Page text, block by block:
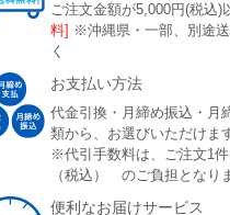
ご注文金額が5,000円(税込)
料] ※沖縄県・一部、別途
く
お支払い方法
代金引換・月締め振込・月
類から、お選びいただけま
※代引手数料は、ご注文1件
（税込） のご負担となり
便利なお届けサービス